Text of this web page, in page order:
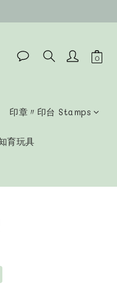
印章〃印台 Stamps
育玩具